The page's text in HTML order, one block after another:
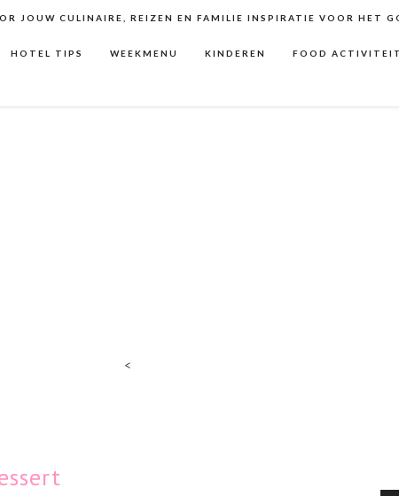
JOUW CULINAIRE, REIZEN EN FAMILIE INSPIRATIE VOOR HET
HOTEL TIPS WEEKMENU KINDEREN FOOD
<